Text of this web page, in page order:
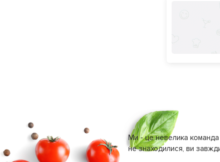
Ми - це невелика команда
не знаходилися, ви